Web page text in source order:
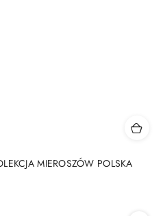
MIEROSZÓW POLSKA